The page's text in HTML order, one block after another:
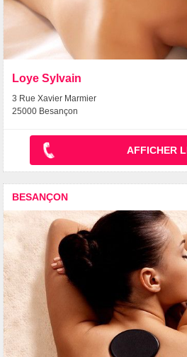
Loye Sylvain
3 Rue Xavier Marmier
25000 Besançon
AFFICHER
BESANÇON